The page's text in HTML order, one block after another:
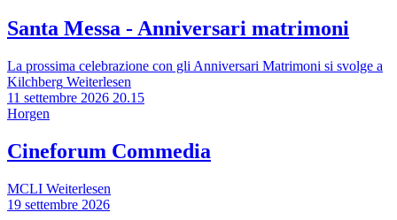
Santa Messa - Anniversari matrimoni
La prossima celebrazione con gli Anniversari Matrimoni si svolge a
Kilchberg Weiterlesen
11 settembre 2026 20.15
Horgen
Cineforum Commedia
MCLI Weiterlesen
19 settembre 2026